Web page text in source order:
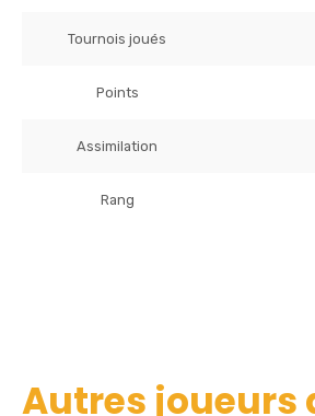
Tournois joués
Points
Assimilation
Rang
Autres joueurs